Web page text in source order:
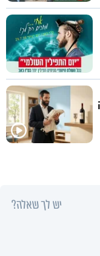
האמיתית בבורא עולם
יש לך שאלה?